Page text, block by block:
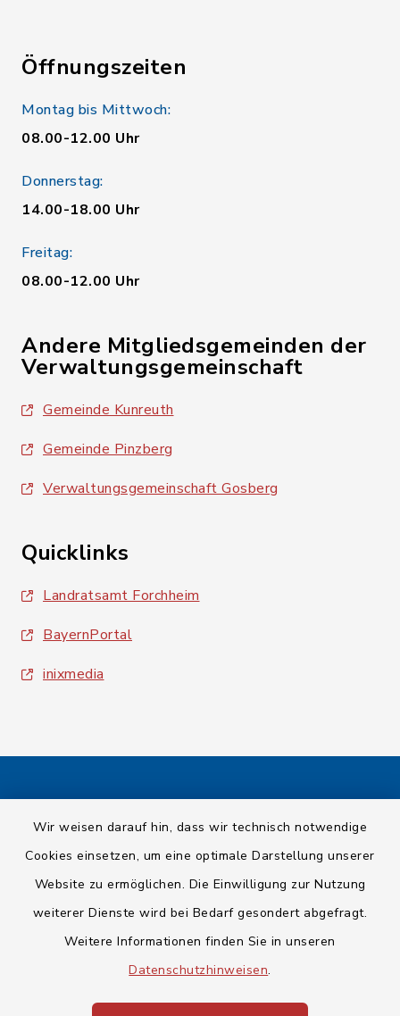
Wir weisen darauf hin, dass wir technisch notwendige
Cookies einsetzen, um eine optimale Darstellung unserer
Website zu ermöglichen. Die Einwilligung zur Nutzung
weiterer Dienste wird bei Bedarf gesondert abgefragt.
Weitere Informationen finden Sie in unseren
Datenschutzhinweisen.
Öffnungszeiten
Montag bis Mittwoch:
08.00-12.00 Uhr
Donnerstag:
14.00-18.00 Uhr
Freitag:
08.00-12.00 Uhr
Andere Mitgliedsgemeinden der
Verwaltungsgemeinschaft
Gemeinde Kunreuth
Gemeinde Pinzberg
Verwaltungsgemeinschaft Gosberg
Quicklinks
Landratsamt Forchheim
BayernPortal
inixmedia
Kontakt
Barrierefreiheit
Impressum